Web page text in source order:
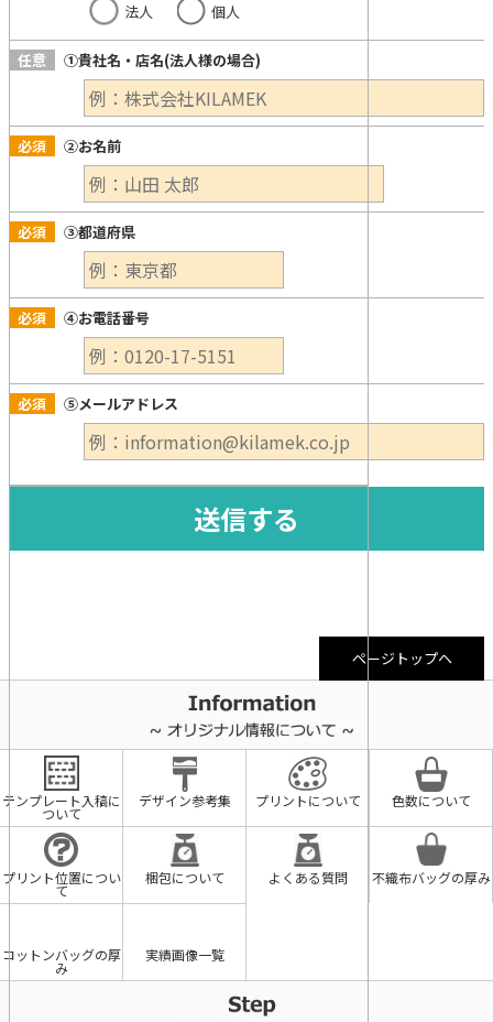
法人
個人
任意 ①貴社名・店名(法人様の場合)
必須 ②お名前
必須 ③都道府県
必須 ④お電話番号
必須 ⑤メールアドレス
ページトップヘ
テンプレート入稿に
ついて
デザイン参考集 プリントについて 色数について
プリント位置につい
て
梱包について よくある質問 不織布バッグの厚み
コットンバッグの厚
み
実績画像一覧